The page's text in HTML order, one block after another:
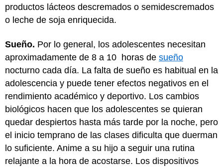
productos lácteos descremados o semidescremados
o leche de soja enriquecida.
Sueño. Por lo general, los adolescentes necesitan
aproximadamente de 8 a 10 horas de sueño
nocturno cada día. La falta de sueño es habitual en la
adolescencia y puede tener efectos negativos en el
rendimiento académico y deportivo. Los cambios
biológicos hacen que los adolescentes se quieran
quedar despiertos hasta más tarde por la noche, pero
el inicio temprano de las clases dificulta que duerman
lo suficiente. Anime a su hijo a seguir una rutina
relajante a la hora de acostarse. Los dispositivos